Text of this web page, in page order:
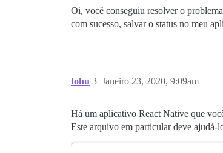
Oi, você conseguiu resolver o
com sucesso, salvar o status no meu
tohu Janeiro 23, 2020, 9:09am
3
Há um aplicativo React Native que
Este arquivo em particular deve ajudá-